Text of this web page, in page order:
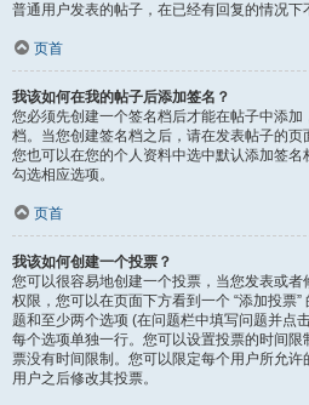
普通用户发表的帖子，在已经有回复的情况下
页首
我该如何在我的帖子后添加签名？
您必须先创建一个签名档后才能在帖子中添
档。当您创建签名档之后，请在发表帖子的页
您也可以在您的个人资料中选中默认添加签
勾选相应选项。
页首
我该如何创建一个投票？
您可以很容易地创建一个投票，当您发表或
权限，您可以在页面下方看到一个 “添加投票
题和至少两个选项 (在问题栏中填写问题并点
每个选项单独一行。您可以设置投票的时间
票没有时间限制。您可以限定每个用户所允
用户之后修改其投票。